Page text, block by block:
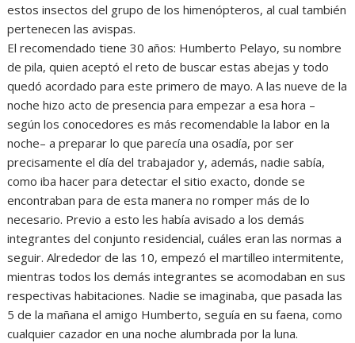
estos insectos del grupo de los himenópteros, al cual también
pertenecen las avispas.
El recomendado tiene 30 años: Humberto Pelayo, su nombre
de pila, quien aceptó el reto de buscar estas abejas y todo
quedó acordado para este primero de mayo. A las nueve de la
noche hizo acto de presencia para empezar a esa hora –
según los conocedores es más recomendable la labor en la
noche– a preparar lo que parecía una osadía, por ser
precisamente el día del trabajador y, además, nadie sabía,
como iba hacer para detectar el sitio exacto, donde se
encontraban para de esta manera no romper más de lo
necesario. Previo a esto les había avisado a los demás
integrantes del conjunto residencial, cuáles eran las normas a
seguir. Alrededor de las 10, empezó el martilleo intermitente,
mientras todos los demás integrantes se acomodaban en sus
respectivas habitaciones. Nadie se imaginaba, que pasada las
5 de la mañana el amigo Humberto, seguía en su faena, como
cualquier cazador en una noche alumbrada por la luna.